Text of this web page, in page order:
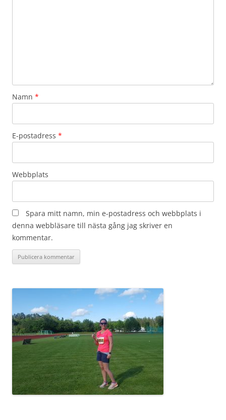
Namn *
E-postadress *
Webbplats
Spara mitt namn, min e-postadress och webbplats i
denna webbläsare till nästa gång jag skriver en
kommentar.